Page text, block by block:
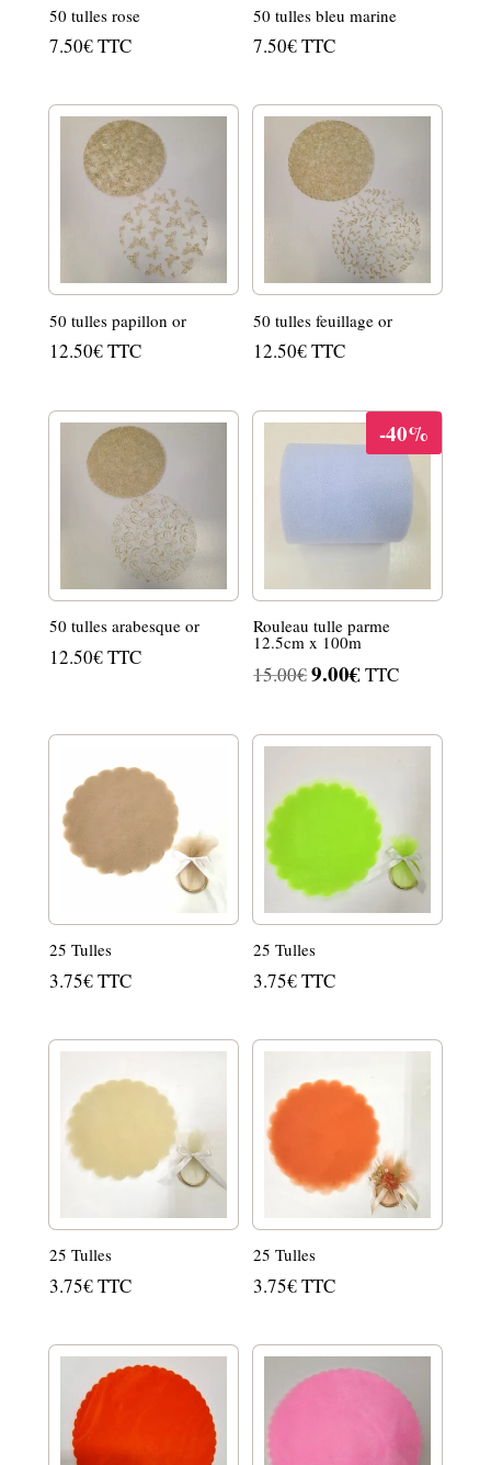
50 tulles rose
7.50€TTC
50 tulles bleu marine
7.50€TTC
50 tulles papillon or
12.50€TTC
50 tulles feuillage or
12.50€TTC
50 tulles arabesque or
12.50€TTC
-40%
Rouleau tulle parme
12.5cm x 100m
15.00€Le
initial
15.00€.
9.00€ Le
actuel
9.00€.
TTC
25 Tulles
3.75€TTC
25 Tulles
3.75€TTC
25 Tulles
3.75€TTC
25 Tulles
3.75€TTC